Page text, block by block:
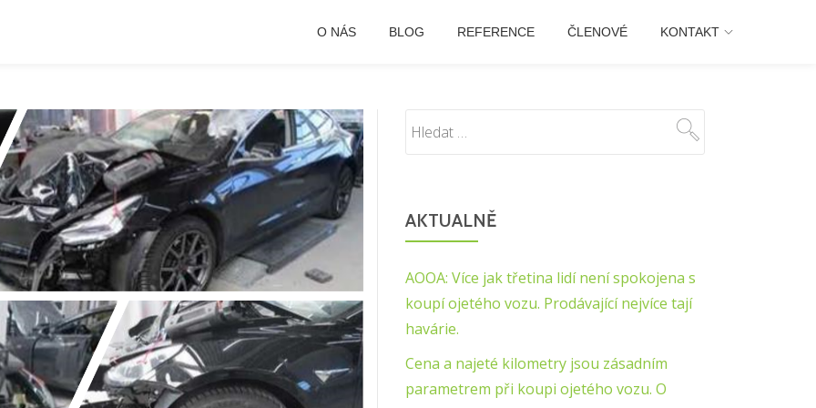
O NÁS BLOG REFERENCE ČLENOVÉ KONTAKT
AKTUALNĚ
AOOA: Více jak třetina lidí není spokojena s
koupí ojetého vozu. Prodávající nejvíce tají
havárie.
Cena a najeté kilometry jsou zásadním
parametrem při koupi ojetého vozu. O